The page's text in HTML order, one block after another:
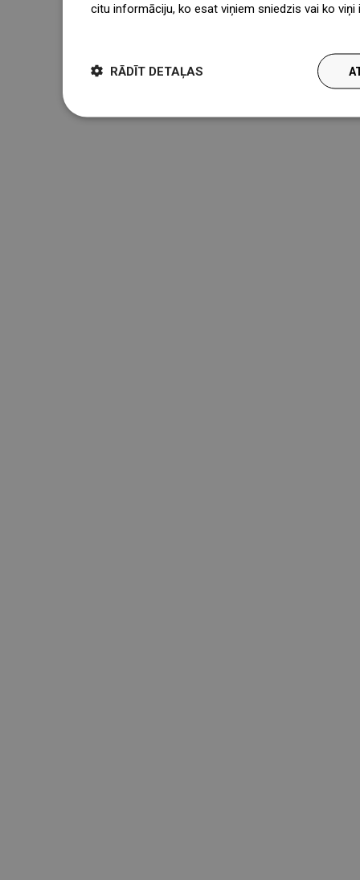
citu informāciju, ko esat viņiem sniedzis vai ko
RĀDĪT DETAĻAS